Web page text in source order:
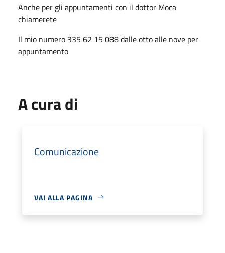
Anche per gli appuntamenti con il dottor Moca
chiamerete
Il mio numero 335 62 15 088 dalle otto alle nove per
appuntamento
A cura di
Comunicazione
VAI ALLA PAGINA